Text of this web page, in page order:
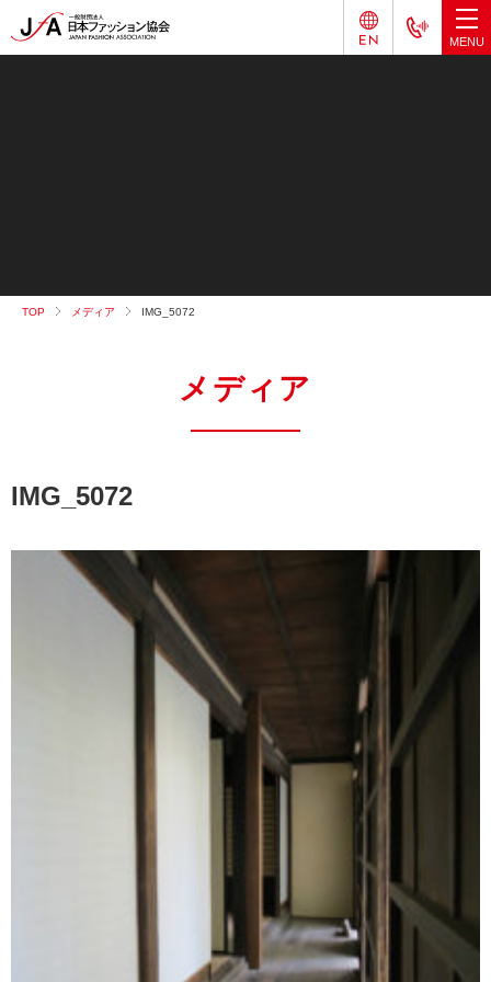
TOP メディア IMG_5072
メディア
IMG_5072